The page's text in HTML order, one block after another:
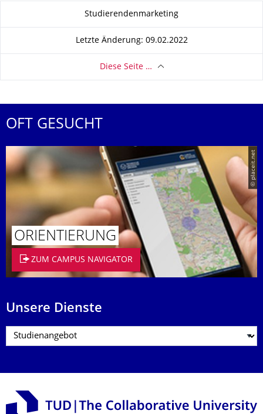
Zu dieser SeiteStudierendenmarketing
Letzte Änderung: 09.02.2022
Diese Seite …
OFT GESUCHT
© placeit.net
ORIENTIERUNG
ZUM CAMPUS NAVIGATOR
Unsere Dienste